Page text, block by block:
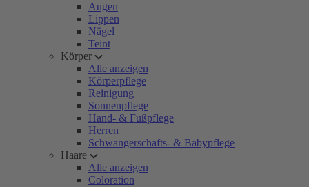
Augen
Lippen
Nägel
Teint
Körper
Alle anzeigen
Körperpflege
Reinigung
Sonnenpflege
Hand- & Fußpflege
Herren
Schwangerschafts- & Babypflege
Haare
Alle anzeigen
Coloration